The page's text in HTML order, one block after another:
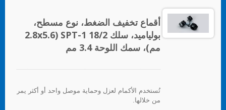
أقماع تخفيف الضغط، نوع مسطح،
بولياميد، سلك SPT-1 18/2 (2.8x5.6
مم)، سمك اللوحة 3.4 مم
تُستخدم الأكمام لعزل وحماية موصل واحد أو أكثر يمر
من خلالها.